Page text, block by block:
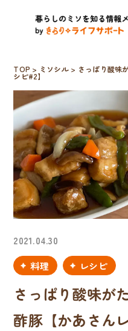
TOP > ミソシル > さっぱり酸味
シピ#2】
2021.04.30
料理
レシピ
さっぱり酸味が
酢豚【かあさん